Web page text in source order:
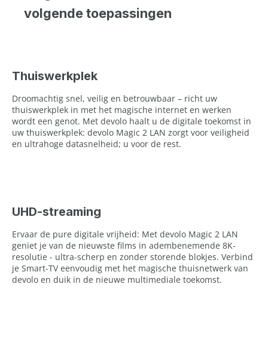
volgende toepassingen
Thuiswerkplek
Droomachtig snel, veilig en betrouwbaar – richt uw
thuiswerkplek in met het magische internet en werken
wordt een genot. Met devolo haalt u de digitale toekomst in
uw thuiswerkplek: devolo Magic 2 LAN zorgt voor veiligheid
en ultrahoge datasnelheid; u voor de rest.
UHD-streaming
Ervaar de pure digitale vrijheid: Met devolo Magic 2 LAN
geniet je van de nieuwste films in adembenemende 8K-
resolutie - ultra-scherp en zonder storende blokjes. Verbind
je Smart-TV eenvoudig met het magische thuisnetwerk van
devolo en duik in de nieuwe multimediale toekomst.